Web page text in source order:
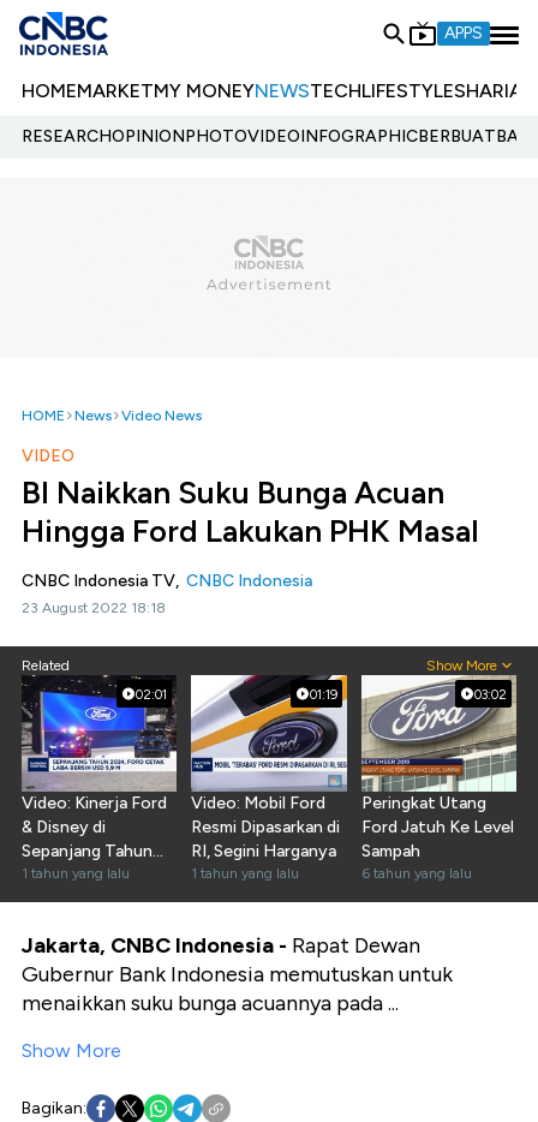
APPS
HOMEMARKETMY MONEYNEWSTECHLIFESTYLESHARIA
RESEARCHOPINIONPHOTOVIDEOINFOGRAPHIC
HOME News Video News
VIDEO
BI Naikkan Suku Bunga Acuan
Hingga Ford Lakukan PHK Masal
CNBC Indonesia TV, CNBC Indonesia
23 August 2022 18:18
Related Show More
02:01
Video: Kinerja Ford
& Disney di
Sepanjang Tahun
2024
1 tahun yang lalu
01:19
Video: Mobil Ford
Resmi Dipasarkan di
RI, Segini Harganya
1 tahun yang lalu
03:02
Peringkat Utang
Ford Jatuh Ke Level
Sampah
6 tahun yang lalu
Jakarta, CNBC Indonesia - Rapat Dewan
Gubernur Bank Indonesia memutuskan untuk
menaikkan suku bunga acuannya pada ...
Show More
Bagikan: